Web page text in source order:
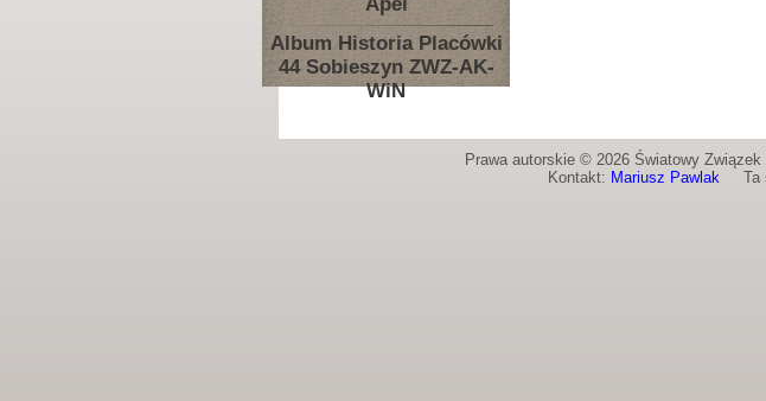
Album Historia Placówki
44 Sobieszyn ZWZ-AK-
WiN
Prawa autorskie © 2026 Światowy Związek
Kontakt: Mariusz PawlakTa